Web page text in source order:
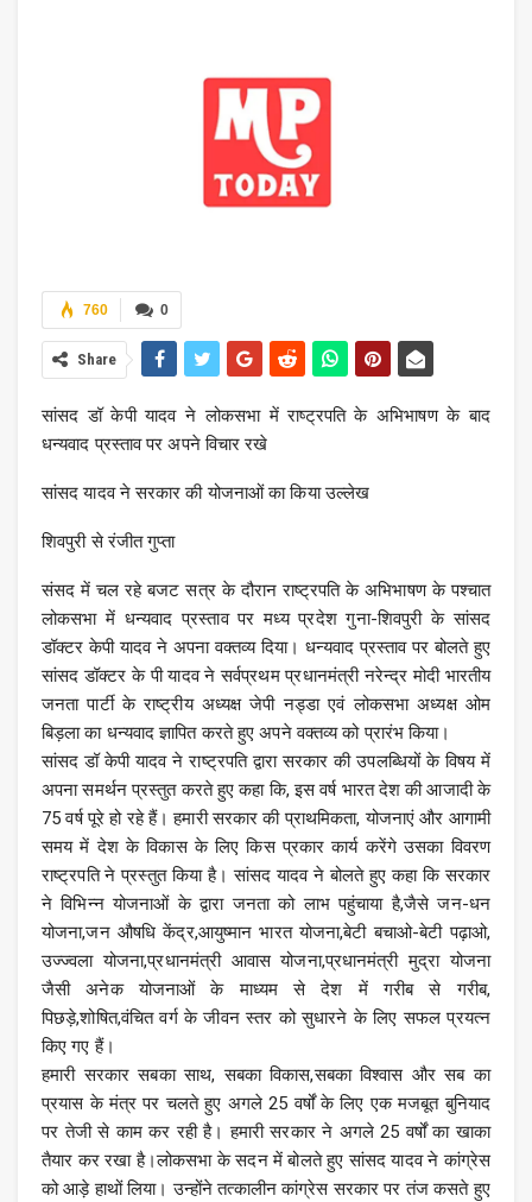
0
760
Share
सांसद डॉ केपी यादव ने लोकसभा में राष्ट्रपति के अभिभाषण के बाद
धन्यवाद प्रस्ताव पर अपने विचार रखे
सांसद यादव ने सरकार की योजनाओं का किया उल्लेख
शिवपुरी से रंजीत गुप्ता
संसद में चल रहे बजट सत्र के दौरान राष्ट्रपति के अभिभाषण के पश्चात
लोकसभा में धन्यवाद प्रस्ताव पर मध्य प्रदेश गुना-शिवपुरी के सांसद
डॉक्टर केपी यादव ने अपना वक्तव्य दिया। धन्यवाद प्रस्ताव पर बोलते हुए
सांसद डॉक्टर के पी यादव ने सर्वप्रथम प्रधानमंत्री नरेन्द्र मोदी भारतीय
जनता पार्टी के राष्ट्रीय अध्यक्ष जेपी नड्डा एवं लोकसभा अध्यक्ष ओम
बिड़ला का धन्यवाद ज्ञापित करते हुए अपने वक्तव्य को प्रारंभ किया।
सांसद डॉ केपी यादव ने राष्ट्रपति द्वारा सरकार की उपलब्धियों के विषय में
अपना समर्थन प्रस्तुत करते हुए कहा कि, इस वर्ष भारत देश की आजादी के
75 वर्ष पूरे हो रहे हैं। हमारी सरकार की प्राथमिकता, योजनाएं और आगामी
समय में देश के विकास के लिए किस प्रकार कार्य करेंगे उसका विवरण
राष्ट्रपति ने प्रस्तुत किया है। सांसद यादव ने बोलते हुए कहा कि सरकार
ने विभिन्न योजनाओं के द्वारा जनता को लाभ पहुंचाया है,जैसे जन-धन
योजना,जन औषधि केंद्र,आयुष्मान भारत योजना,बेटी बचाओ-बेटी पढ़ाओ,
उज्ज्वला योजना,प्रधानमंत्री आवास योजना,प्रधानमंत्री मुद्रा योजना
जैसी अनेक योजनाओं के माध्यम से देश में गरीब से गरीब,
पिछड़े,शोषित,वंचित वर्ग के जीवन स्तर को सुधारने के लिए सफल प्रयत्न
किए गए हैं।
हमारी सरकार सबका साथ, सबका विकास,सबका विश्वास और सब का
प्रयास के मंत्र पर चलते हुए अगले 25 वर्षों के लिए एक मजबूत बुनियाद
पर तेजी से काम कर रही है। हमारी सरकार ने अगले 25 वर्षों का खाका
तैयार कर रखा है।लोकसभा के सदन में बोलते हुए सांसद यादव ने कांग्रेस
को आड़े हाथों लिया। उन्होंने तत्कालीन कांग्रेस सरकार पर तंज कसते हुए